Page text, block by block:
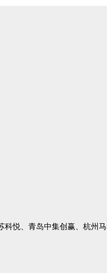
悦、青岛中集创赢、杭州